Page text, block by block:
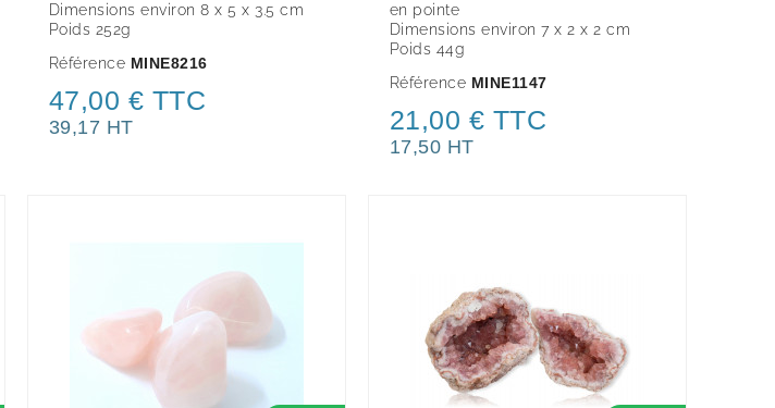
Dimensions environ 8 x 5 x 3.5 cm
Poids 252g
Référence MINE8216
47,00 € TTC
39,17 HT
en pointe
Dimensions environ 7 x 2 x 2 cm
Poids 44g
Référence MINE1147
21,00 € TTC
17,50 HT